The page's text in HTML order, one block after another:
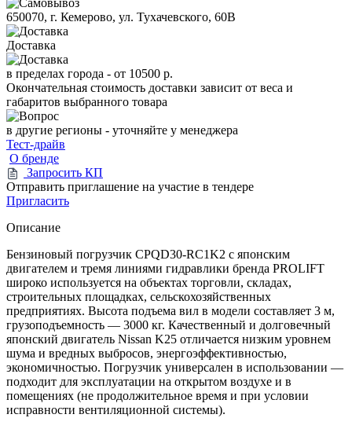
650070, г. Кемерово, ул. Тухачевского, 60В
Доставка
в пределах города - от 10500 р.
Окончательная стоимость доставки зависит от веса и
габаритов выбранного товара
в другие регионы - уточняйте у менеджера
Тест-драйв
О бренде
Запросить КП
Отправить приглашение на участие в тендере
Пригласить
Описание
Бензиновый погрузчик CPQD30-RC1K2 с японским
двигателем и тремя линиями гидравлики бренда PROLIFT
широко используется на объектах торговли, складах,
строительных площадках, сельскохозяйственных
предприятиях. Высота подъема вил в модели составляет 3 м,
грузоподъемность — 3000 кг. Качественный и долговечный
японский двигатель Nissan K25 отличается низким уровнем
шума и вредных выбросов, энергоэффективностью,
экономичностью. Погрузчик универсален в использовании —
подходит для эксплуатации на открытом воздухе и в
помещениях (не продолжительное время и при условии
исправности вентиляционной системы).